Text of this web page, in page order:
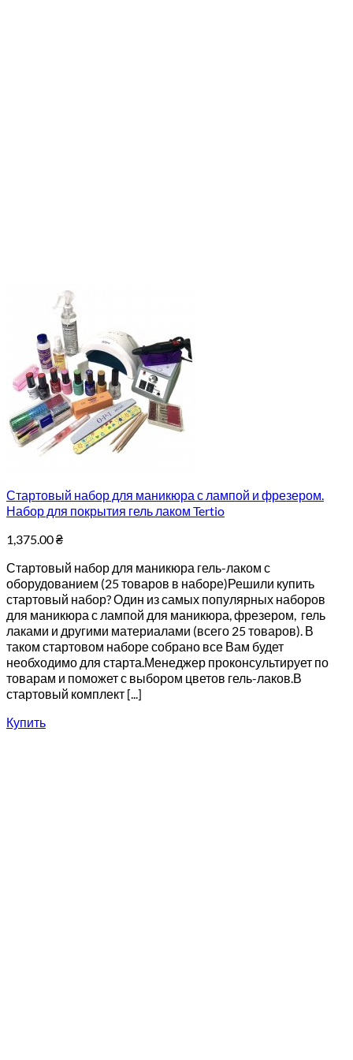
Стартовый набор для маникюра с лампой и фрезером.
Набор для покрытия гель лаком Tertio
1,375.00₴
Стартовый набор для маникюра гель-лаком с
оборудованием (25 товаров в наборе)Решили купить
стартовый набор? Один из самых популярных наборов
для маникюра с лампой для маникюра, фрезером, гель
лаками и другими материалами (всего 25 товаров). В
таком стартовом наборе собрано все Вам будет
необходимо для старта.Менеджер проконсультирует по
товарам и поможет с выбором цветов гель-лаков.В
стартовый комплект [...]
Купить